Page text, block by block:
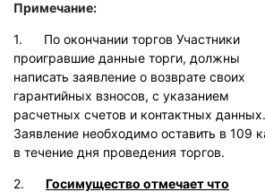
Примечание:
1. По окончании торгов Участники
проигравшие данные торги, должны
написать заявление о возврате своих
гарантийных взносов, с указанием
расчетных счетов и контактных данных.
Заявление необходимо оставить в 109
в течение дня проведения торгов.
2. Госимущество отмечает что